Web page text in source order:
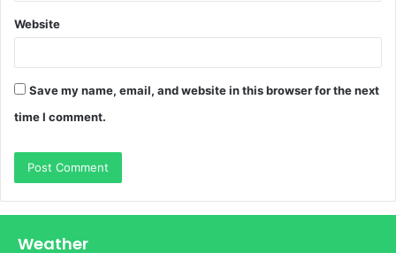
Website
Save my name, email, and website in this browser for the next
time I comment.
Weather